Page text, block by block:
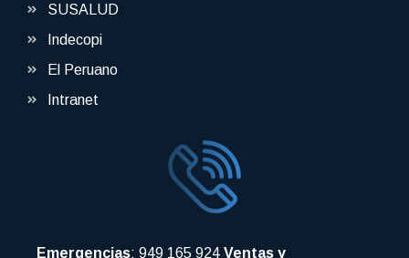
SUSALUD
Indecopi
El Peruano
Intranet
Emergencias: 949 165 924 Ventas y